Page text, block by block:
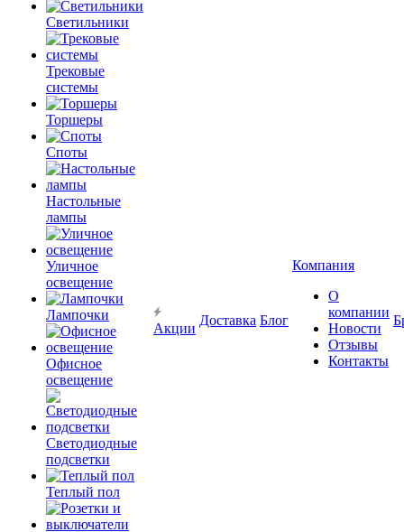
Светильники
Трековые
системы
Торшеры
Споты
Настольные
лампы
Уличное
освещение
Лампочки
Офисное
освещение
Светодиодные
подсветки
Теплый пол
Акции
Доставка Блог
Компания
О
компании
Новости
Отзывы
Контакты